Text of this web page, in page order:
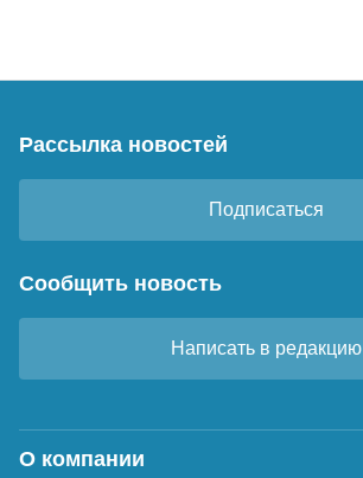
Рассылка новостей
Подписаться
Сообщить новость
Написать в редакцию
О компании